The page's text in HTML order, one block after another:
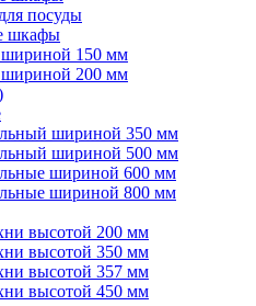
посуды
шкафы
150 мм
200 мм
шириной 350 мм
шириной 500 мм
шириной 600 мм
шириной 800 мм
высотой 200 мм
высотой 350 мм
высотой 357 мм
высотой 450 мм